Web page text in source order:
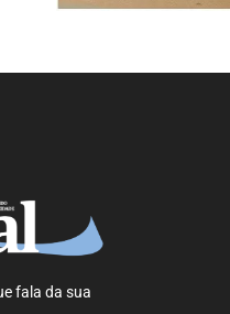
fala da sua